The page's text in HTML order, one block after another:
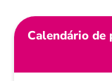
Calendário de